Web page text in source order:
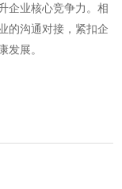
企业核心竞争力。相
的沟通对接，紧扣企
发展。